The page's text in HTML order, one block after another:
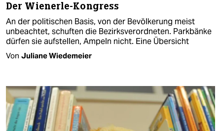
Der Wienerle-Kongress
An der politischen Basis, von der Bevölkerung meist
unbeachtet, schuften die Bezirksverordneten. Parkbänke
dürfen sie aufstellen, Ampeln nicht. Eine Übersicht
Von Juliane Wiedemeier